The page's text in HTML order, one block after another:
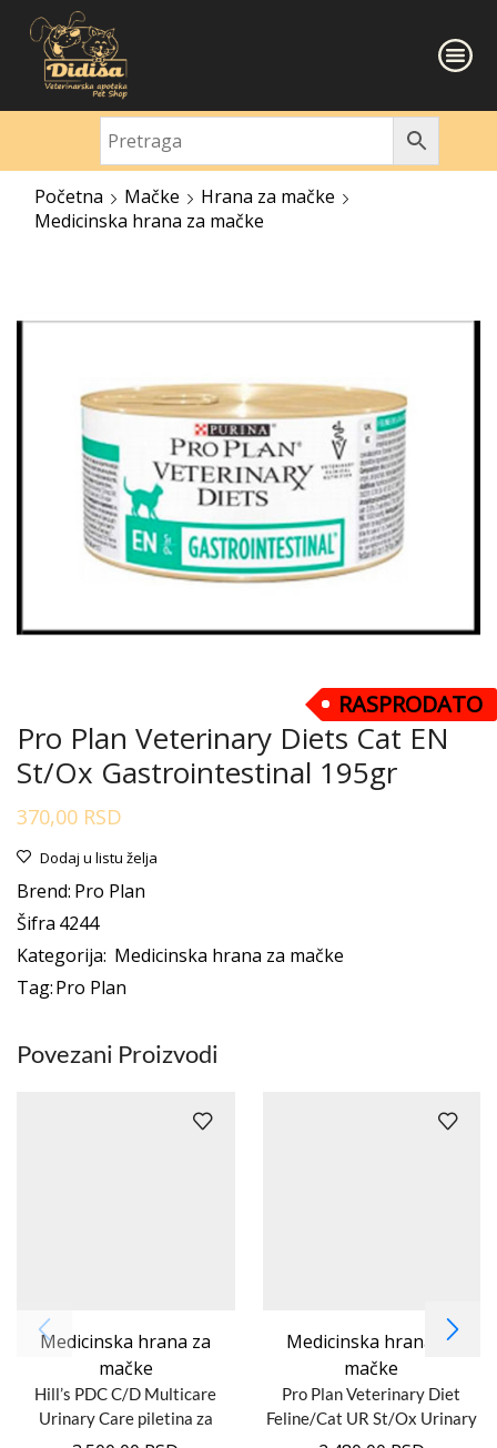
Početna Mačke
Hrana za mačke
Medicinska hrana za mačke
RASPRODATO
Pro Plan Veterinary Diets Cat EN
St/Ox Gastrointestinal 195gr
370,00 RSD
Dodaj u listu želja
Brend: Pro Plan
Šifra 4244
Kategorija: Medicinska hrana za mačke
Tag:Pro Plan
Povezani Proizvodi
Medicinska hrana za
mačke
Hill’s PDC C/D Multicare
Urinary Care piletina za
mačke 1.5kg
Medicinska hrana za
mačke
Pro Plan Veterinary Diet
Feline/Cat UR St/Ox Urinary
1.5kg